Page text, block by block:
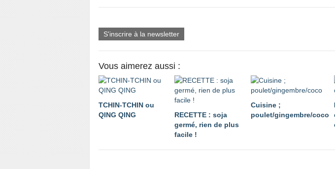
S'inscrire à la newsletter
Vous aimerez aussi :
TCHIN-TCHIN ou
QING QING
RECETTE : soja
germé, rien de plus
facile !
Cuisine ;
poulet/gingembre/coco